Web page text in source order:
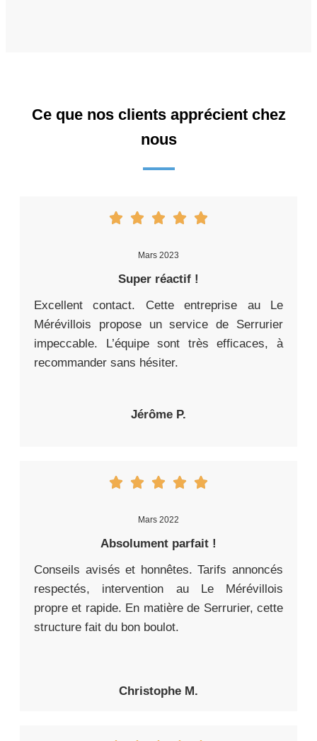
Ce que nos clients apprécient chez
nous
Mars 2023
Super réactif !
Excellent contact. Cette entreprise au Le
Mérévillois propose un service de Serrurier
impeccable. L’équipe sont très efficaces, à
recommander sans hésiter.
Jérôme P.
Mars 2022
Absolument parfait !
Conseils avisés et honnêtes. Tarifs annoncés
respectés, intervention au Le Mérévillois
propre et rapide. En matière de Serrurier, cette
structure fait du bon boulot.
Christophe M.